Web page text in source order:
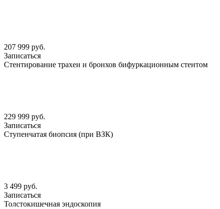
207 999 руб.
Записаться
Стентирование трахеи и бронхов бифуркационным стентом
229 999 руб.
Записаться
Ступенчатая биопсия (при ВЗК)
3 499 руб.
Записаться
Толстокишечная эндоскопия